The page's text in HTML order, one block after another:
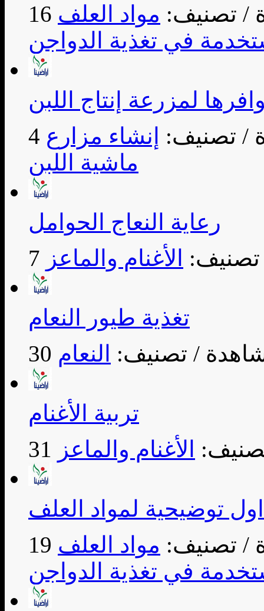
/ تصنيف: مواد العلف
في تغذية الدواجن
لمزرعة إنتاج اللبن
/ تصنيف: إنشاء مزارع
ماشية اللبن
رعاية النعاج الحوامل
الأغنام والماعز
تغذية طيور النعام
/ تصنيف: النعام
تربية الأغنام
الأغنام والماعز
توضيحية لمواد العلف
/ تصنيف: مواد العلف
في تغذية الدواجن